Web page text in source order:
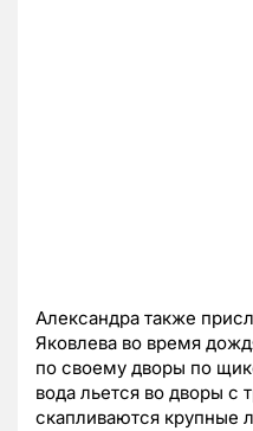
Александра также
Яковлева во время
по своему дворы по
вода льется во дворы с
скапливаются крупные